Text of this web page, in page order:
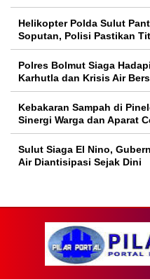
Helikopter Polda Sulut
Soputan, Polisi Pastikan
Polres Bolmut Siaga
Karhutla dan Krisis Air
Kebakaran Sampah di
Sinergi Warga dan Aparat
Sulut Siaga El Nino,
Air Diantisipasi Sejak Dini